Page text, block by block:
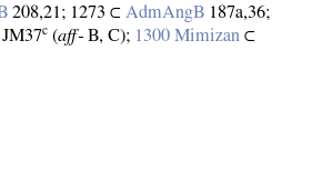
208,21; 1273 ⊂ AdmAngB 187a,36;
JM37c (aff‑ B, C); 1300 Mimizan ⊂